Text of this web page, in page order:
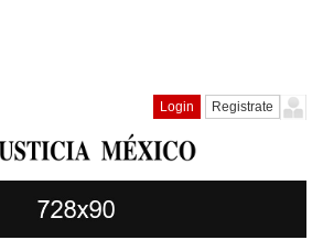
Login Registrate